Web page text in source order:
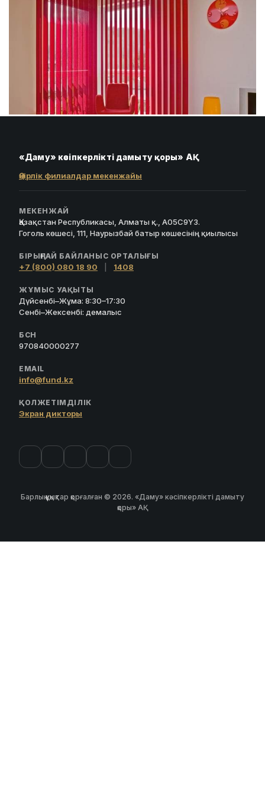
«Даму» кәсіпкерлікті дамыту қоры» АҚ
Өңірлік филиалдар мекенжайы
МЕКЕНЖАЙ
Қазақстан Республикасы, Алматы қ., A05C9Y3.
Гоголь көшесі, 111, Наурызбай батыр көшесінің қиылысы
БІРЫҢҒАЙ БАЙЛАНЫС ОРТАЛЫҒЫ
+7 (800) 080 18 90 1408
ЖҰМЫС УАҚЫТЫ
Дүйсенбі–Жұма: 8:30–17:30
Сенбі–Жексенбі: демалыс
БСН
970840000277
EMAIL
info@fund.kz
ҚОЛЖЕТІМДІЛІК
Экран дикторы
Барлық құқықтар қорғалған © 2026. «Даму» кәсіпкерлікті дамыту
қоры» АҚ